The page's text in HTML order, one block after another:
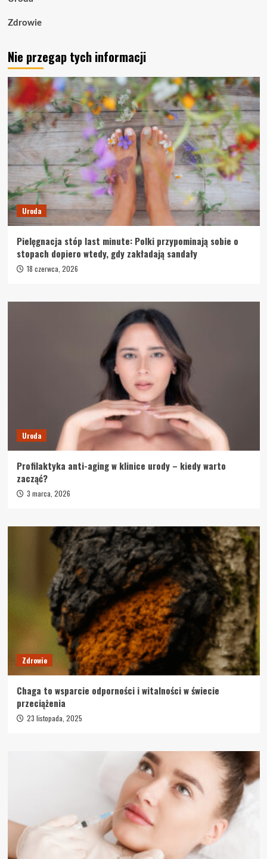
Zdrowie
Nie przegap tych informacji
Uroda
Pielęgnacja stóp last minute: Polki przypominają sobie o
stopach dopiero wtedy, gdy zakładają sandały
18 czerwca, 2026
Uroda
Profilaktyka anti-aging w klinice urody – kiedy warto
zacząć?
3 marca, 2026
Zdrowie
Chaga to wsparcie odporności i witalności w świecie
przeciążenia
23 listopada, 2025